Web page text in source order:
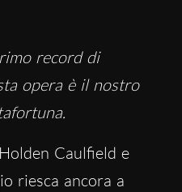
record di
opera è il nostro
Caulfield e
riesca ancora a